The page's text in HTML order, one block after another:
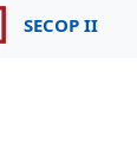
SECOP II